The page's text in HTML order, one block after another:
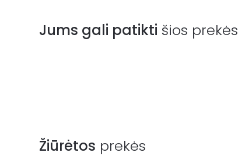
Jums gali patikti šios prekės
Žiūrėtos prekės